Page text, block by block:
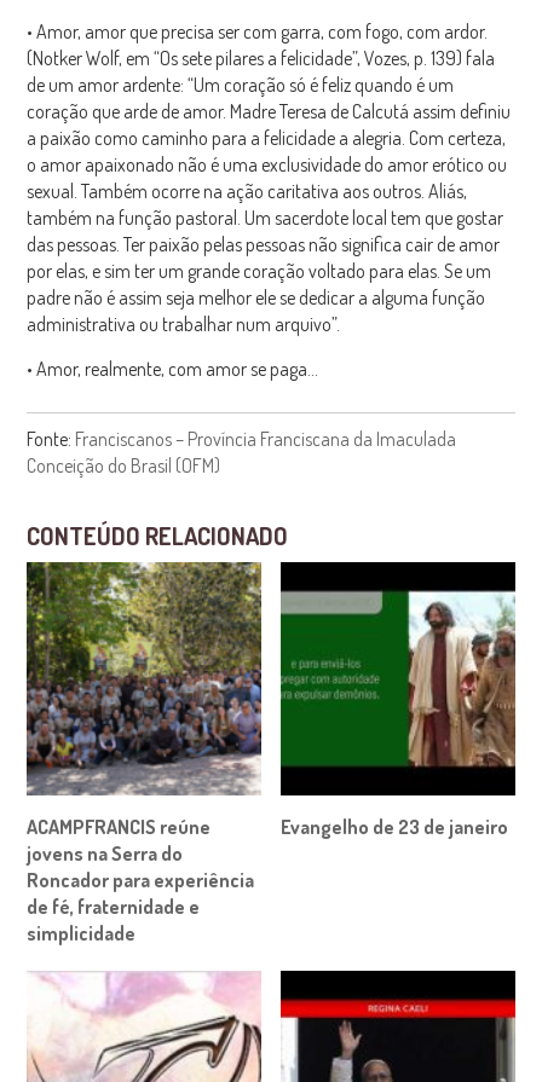
• Amor, amor que precisa ser com garra, com fogo, com ardor.
(Notker Wolf, em “Os sete pilares a felicidade”, Vozes, p. 139) fala
de um amor ardente: “Um coração só é feliz quando é um
coração que arde de amor. Madre Teresa de Calcutá assim definiu
a paixão como caminho para a felicidade a alegria. Com certeza,
o amor apaixonado não é uma exclusividade do amor erótico ou
sexual. Também ocorre na ação caritativa aos outros. Aliás,
também na função pastoral. Um sacerdote local tem que gostar
das pessoas. Ter paixão pelas pessoas não significa cair de amor
por elas, e sim ter um grande coração voltado para elas. Se um
padre não é assim seja melhor ele se dedicar a alguma função
administrativa ou trabalhar num arquivo”.
• Amor, realmente, com amor se paga…
Fonte: Franciscanos – Província Franciscana da Imaculada
Conceição do Brasil (OFM)
CONTEÚDO RELACIONADO
ACAMPFRANCIS reúne
jovens na Serra do
Roncador para experiência
de fé, fraternidade e
simplicidade
Evangelho de 23 de janeiro